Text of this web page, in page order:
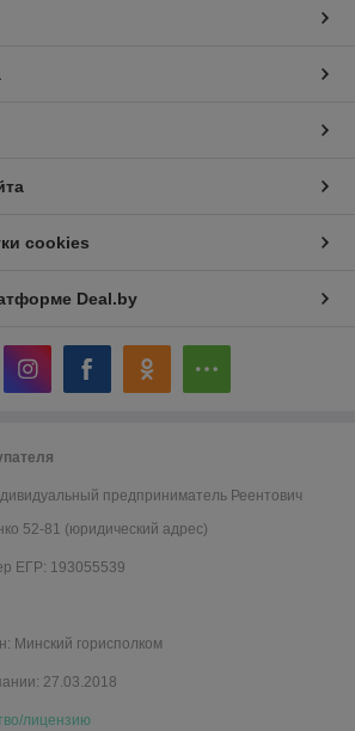
cookies
Deal.by
предприниматель Реентович
52-81 (юридический адрес)
ЕГР: 193055539
Минский горисполком
27.03.2018
лицензию